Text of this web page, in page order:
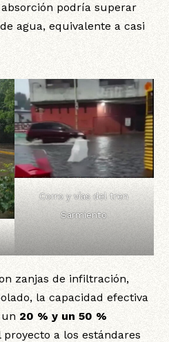
podría superar
agua, equivalente a casi
Corro y vías del tren
Sarmiento
zanjas de infiltración,
la capacidad efectiva
20 % y un 50 %
proyecto a los estándares